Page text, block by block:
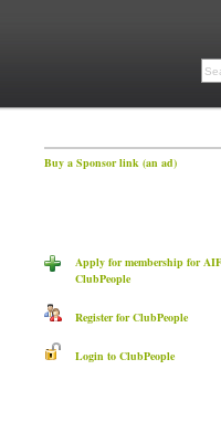
Buy a Sponsor link (an ad)
Apply for membership for
ClubPeople
Register for ClubPeople
Login to ClubPeople